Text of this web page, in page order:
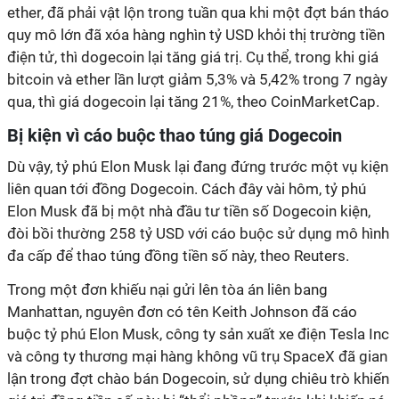
ether, đã phải vật lộn trong tuần qua khi một đợt bán tháo
quy mô lớn đã xóa hàng nghìn tỷ USD khỏi thị trường tiền
điện tử, thì dogecoin lại tăng giá trị. Cụ thể, trong khi giá
bitcoin và ether lần lượt giảm 5,3% và 5,42% trong 7 ngày
qua, thì giá dogecoin lại tăng 21%, theo CoinMarketCap.
Bị kiện vì cáo buộc thao túng giá Dogecoin
Dù vậy, tỷ phú Elon Musk lại đang đứng trước một vụ kiện
liên quan tới đồng Dogecoin. Cách đây vài hôm, tỷ phú
Elon Musk đã bị một nhà đầu tư tiền số Dogecoin kiện,
đòi bồi thường 258 tỷ USD với cáo buộc sử dụng mô hình
đa cấp để thao túng đồng tiền số này, theo Reuters.
Trong một đơn khiếu nại gửi lên tòa án liên bang
Manhattan, nguyên đơn có tên Keith Johnson đã cáo
buộc tỷ phú Elon Musk, công ty sản xuất xe điện Tesla Inc
và công ty thương mại hàng không vũ trụ SpaceX đã gian
lận trong đợt chào bán Dogecoin, sử dụng chiêu trò khiến